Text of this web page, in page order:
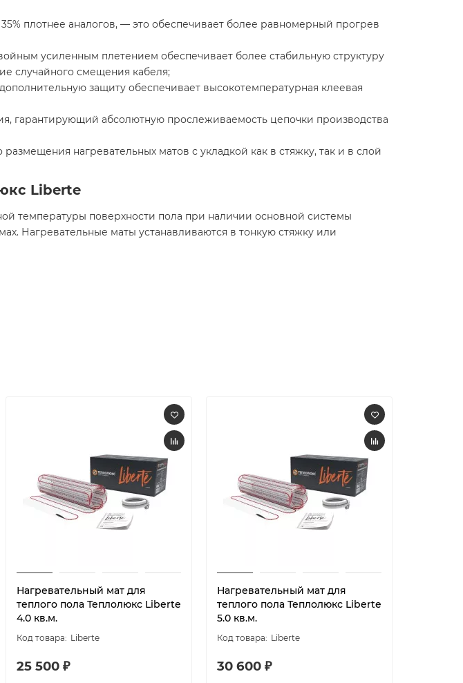
плотнее аналогов, — это обеспечивает более равномерный прогрев
усиленным плетением обеспечивает более стабильную структуру
случайного смещения кабеля;
защиту обеспечивает высокотемпературная клеевая
гарантирующий абсолютную прослеживаемость цепочки производства
нагревательных матов с укладкой как в стяжку, так и в слой
Liberte
температуры поверхности пола при наличии основной системы
Нагревательные маты устанавливаются в тонкую стяжку или
Нагревательный мат для
теплого пола Теплолюкс Liberte
4.0 кв.м.
Liberte
25 500 ₽
Нагревательный мат для
теплого пола Теплолюкс Liberte
5.0 кв.м.
Liberte
30 600 ₽